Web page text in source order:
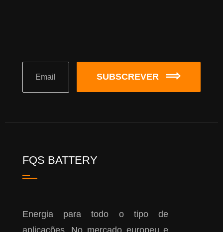
SUBSCREVER
FQS BATTERY
Energia para todo o tipo de